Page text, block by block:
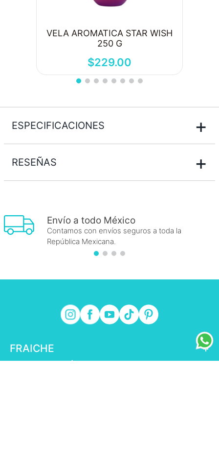
VELA AROMATICA STAR WISH
250 G
$229.00
ESPECIFICACIONES +
RESEÑAS +
Envío a todo México
Contamos con envíos seguros a toda la
República Mexicana.
FRAICHE
+